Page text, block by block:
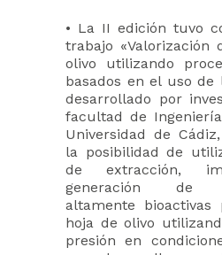
• La II edición tuvo
trabajo «Valorización
olivo utilizando
basados en el uso de
desarrollado por
facultad de
Universidad de
la posibilidad de
de extracción,
generación de
altamente bioactivas
hoja de olivo
presión en